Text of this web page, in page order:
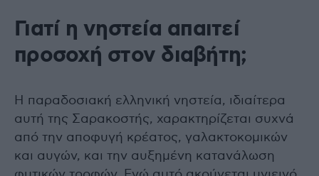
Γιατί η νηστεία απαιτεί
προσοχή στον διαβήτη;
Η παραδοσιακή ελληνική νηστεία, ιδιαίτερα
αυτή της Σαρακοστής, χαρακτηρίζεται συχνά
από την αποφυγή κρέατος, γαλακτοκομικών
και αυγών, και την αυξημένη κατανάλωση